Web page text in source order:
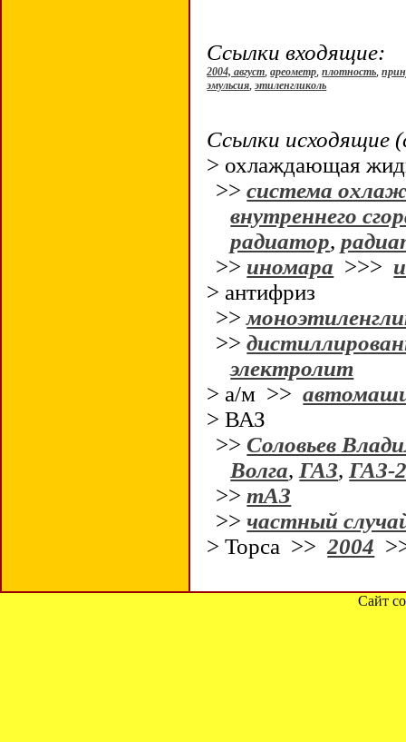
Ссылки входящие:
2004, август,ареометр,плотность,
эмульсия,этиленгликоль
Ссылки исходящие
> охлаждающая
>>система
внутреннего
радиатор,
>> иномара >>>
> антифриз
>>
>>
электролит
> а/м >>
> ВАЗ
>>Соловьев
Волга, ГАЗ, ГАЗ-
>>тАЗ
>>частный
> Торса >>2004
Сайт